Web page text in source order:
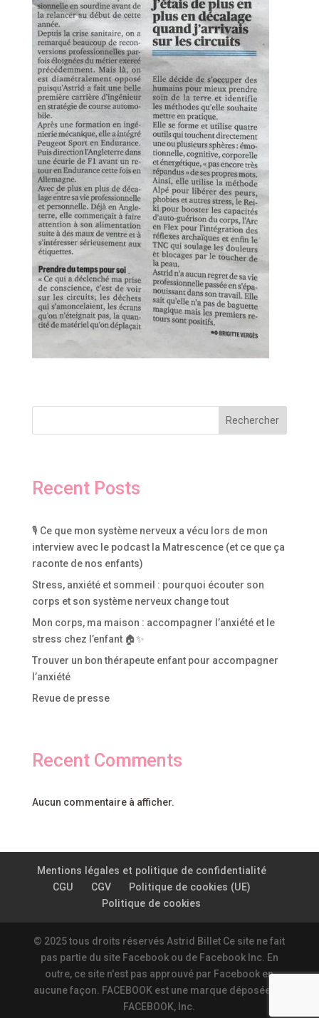
Rechercher
Recent Posts
🎙️ Ce que mon système nerveux a vécu lors de mon
interview avec le podcast la Matrescence (et ce que ça
raconte de nos enfants)
Stress, anxiété et sommeil : pourquoi écouter son
corps et son système nerveux change tout
Mon corps, ma maison : accompagner l’anxiété et le
stress chez l’enfant 🏠✨
Trouver un bon thérapeute enfant pour accompagner
l’anxiété
Revue de presse
Recent Comments
Aucun commentaire à afficher.
Mentions légales et politique de confidentialité
CGU
CGV
Politique de cookies (UE)
Politique de cookies
© 2025 tous droits réservés Astrid Billet Ce site ne fait
pas partie du site Facebook ou de Facebook Inc. En
outre, ce site n'est pas approuvé par Facebook en
aucune façon. FACEBOOK est une marque déposée de
FACEBOOK, Inc.